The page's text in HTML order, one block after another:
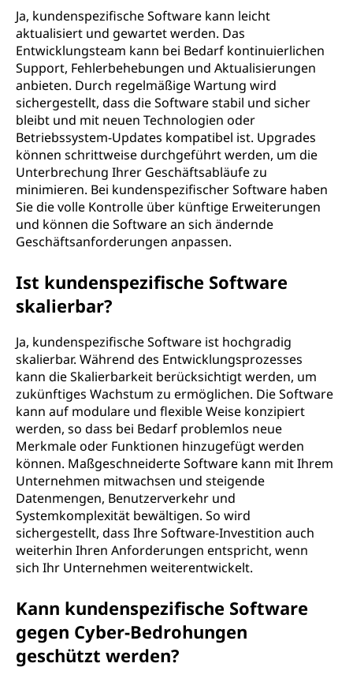
Ja, kundenspezifische Software kann leicht
aktualisiert und gewartet werden. Das
Entwicklungsteam kann bei Bedarf kontinuierlichen
Support, Fehlerbehebungen und Aktualisierungen
anbieten. Durch regelmäßige Wartung wird
sichergestellt, dass die Software stabil und sicher
bleibt und mit neuen Technologien oder
Betriebssystem-Updates kompatibel ist. Upgrades
können schrittweise durchgeführt werden, um die
Unterbrechung Ihrer Geschäftsabläufe zu
minimieren. Bei kundenspezifischer Software haben
Sie die volle Kontrolle über künftige Erweiterungen
und können die Software an sich ändernde
Geschäftsanforderungen anpassen.
Ist kundenspezifische Software
skalierbar?
Ja, kundenspezifische Software ist hochgradig
skalierbar. Während des Entwicklungsprozesses
kann die Skalierbarkeit berücksichtigt werden, um
zukünftiges Wachstum zu ermöglichen. Die Software
kann auf modulare und flexible Weise konzipiert
werden, so dass bei Bedarf problemlos neue
Merkmale oder Funktionen hinzugefügt werden
können. Maßgeschneiderte Software kann mit Ihrem
Unternehmen mitwachsen und steigende
Datenmengen, Benutzerverkehr und
Systemkomplexität bewältigen. So wird
sichergestellt, dass Ihre Software-Investition auch
weiterhin Ihren Anforderungen entspricht, wenn
sich Ihr Unternehmen weiterentwickelt.
Kann kundenspezifische Software
gegen Cyber-Bedrohungen
geschützt werden?